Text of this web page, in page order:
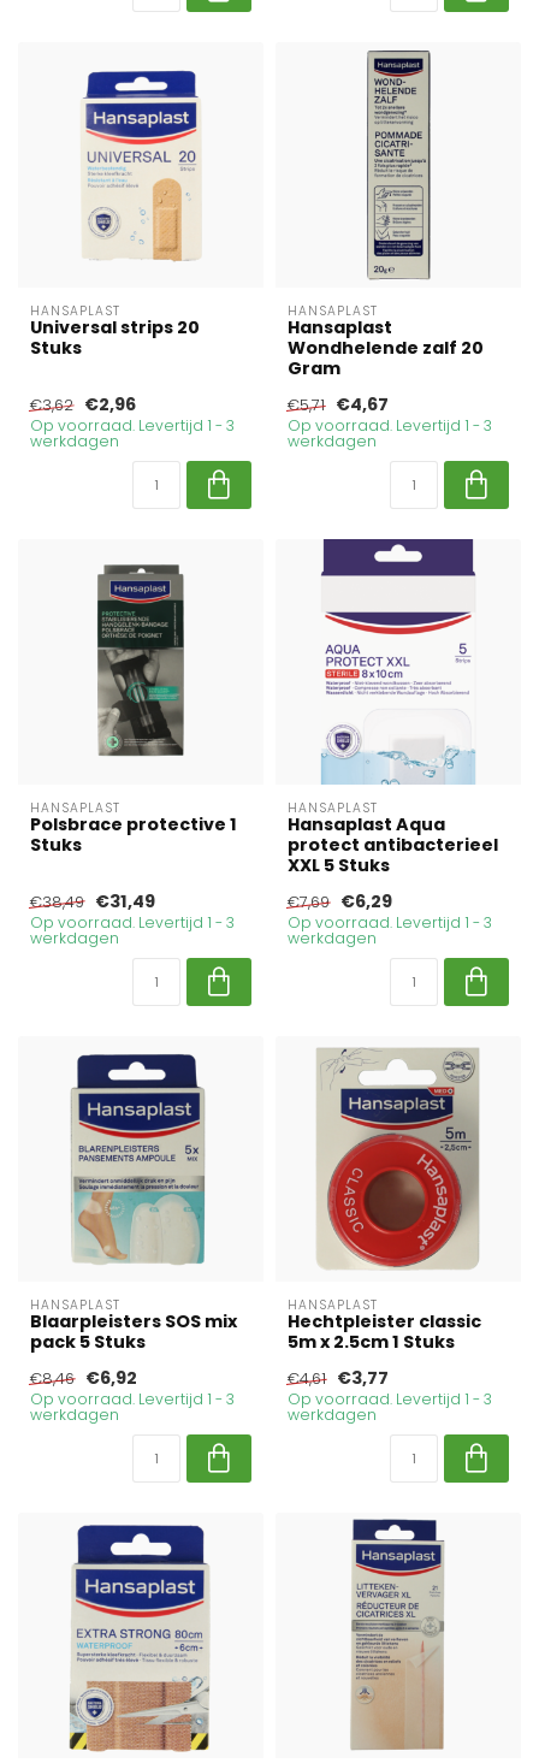
HANSAPLAST
Universal strips 20
Stuks
€3,62 €2,96
Op voorraad. Levertijd 1 - 3
werkdagen
HANSAPLAST
Hansaplast
Wondhelende zalf 20
Gram
€5,71 €4,67
Op voorraad. Levertijd 1 - 3
werkdagen
HANSAPLAST
Polsbrace protective 1
Stuks
€38,49 €31,49
Op voorraad. Levertijd 1 - 3
werkdagen
HANSAPLAST
Hansaplast Aqua
protect antibacterieel
XXL 5 Stuks
€7,69 €6,29
Op voorraad. Levertijd 1 - 3
werkdagen
HANSAPLAST
Blaarpleisters SOS mix
pack 5 Stuks
€8,46 €6,92
Op voorraad. Levertijd 1 - 3
werkdagen
HANSAPLAST
Hechtpleister classic
5m x 2.5cm 1 Stuks
€4,61 €3,77
Op voorraad. Levertijd 1 - 3
werkdagen